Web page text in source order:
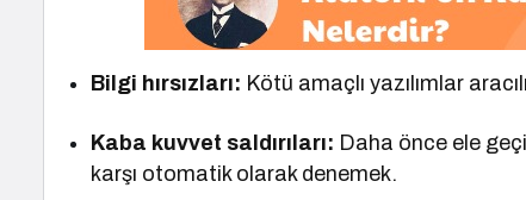
Bilgi hırsızları: Kötü amaçlı yazılımlar
Kaba kuvvet saldırıları: Daha önce ele
karşı otomatik olarak denemek.